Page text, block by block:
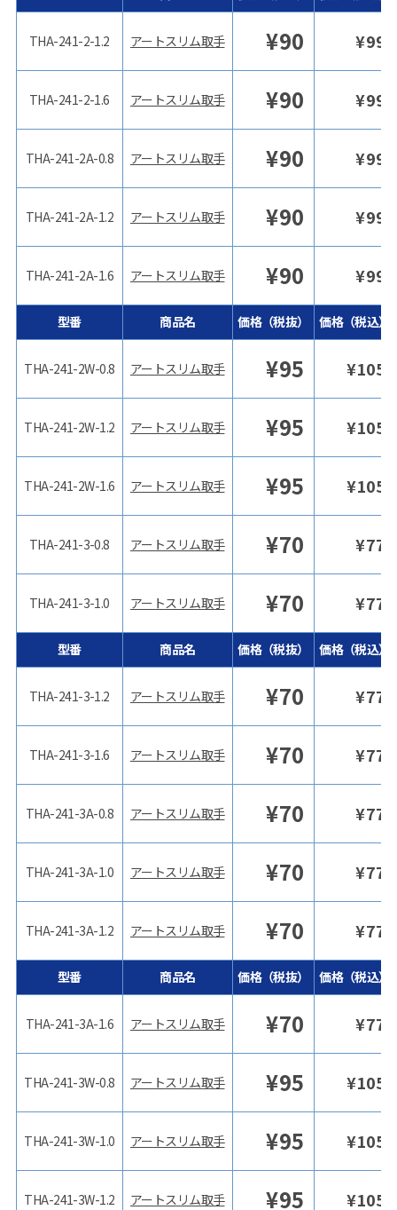
THA-241-2-1.2
THA-241-2-1.6
THA-241-2A-0.8
THA-241-2A-1.2
THA-241-2A-1.6
型番
THA-241-2W-0.8
THA-241-2W-1.2
THA-241-2W-1.6
THA-241-3-0.8
THA-241-3-1.0
型番
THA-241-3-1.2
THA-241-3-1.6
THA-241-3A-0.8
THA-241-3A-1.0
THA-241-3A-1.2
型番
THA-241-3A-1.6
THA-241-3W-0.8
THA-241-3W-1.0
THA-241-3W-1.2
アートスリム取手 ¥90 ¥99
アートスリム取手 ¥90 ¥99
アートスリム取手 ¥90 ¥99
アートスリム取手 ¥90 ¥99
アートスリム取手 ¥90 ¥99
商品名 価格（税抜） 価格（税込）
アートスリム取手 ¥95 ¥105
アートスリム取手 ¥95 ¥105
アートスリム取手 ¥95 ¥105
アートスリム取手 ¥70 ¥77
アートスリム取手 ¥70 ¥77
商品名 価格（税抜） 価格（税込）
アートスリム取手 ¥70 ¥77
アートスリム取手 ¥70 ¥77
アートスリム取手 ¥70 ¥77
アートスリム取手 ¥70 ¥77
アートスリム取手 ¥70 ¥77
商品名 価格（税抜） 価格（税込）
アートスリム取手 ¥70 ¥77
アートスリム取手 ¥95 ¥105
アートスリム取手 ¥95 ¥105
アートスリム取手 ¥95 ¥105